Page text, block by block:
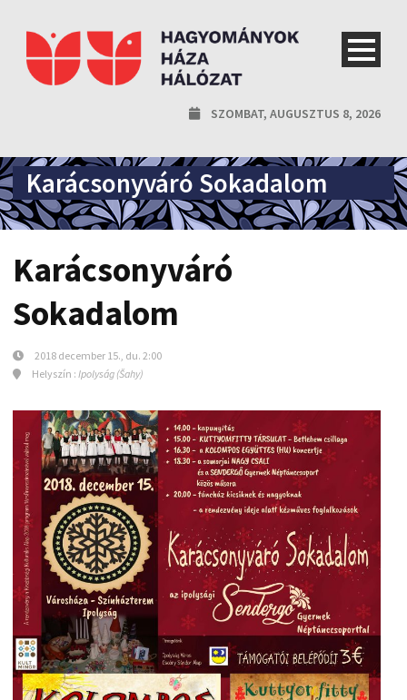
SZOMBAT, AUGUSZTUS 8, 2026
Karácsonyváró Sokadalom
Karácsonyváró
Sokadalom
2018 december 15., du. 2:00
Helyszín : Ipolyság (Šahy)